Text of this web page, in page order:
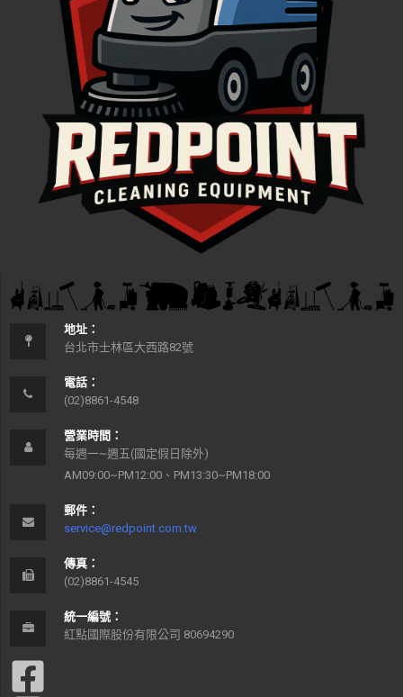
地址：
台北市士林區大西路82號
電話：
(02)8861-4548
營業時間：
每週一~週五(國定假日除外)
AM09:00~PM12:00、PM13:30~PM18:00
郵件：
service@redpoint.com.tw
傳真：
(02)8861-4545
統一編號：
紅點國際股份有限公司 80694290